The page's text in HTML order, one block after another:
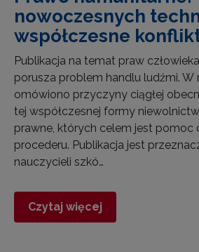
nowoczesnych
współczesne
Publikacja na temat praw
porusza problem handlu ludźmi. W
omówiono przyczyny ciągłej
tej współczesnej formy
prawne, których celem jest pomoc
procederu. Publikacja jest
nauczycieli szkó…
Czytaj więcej